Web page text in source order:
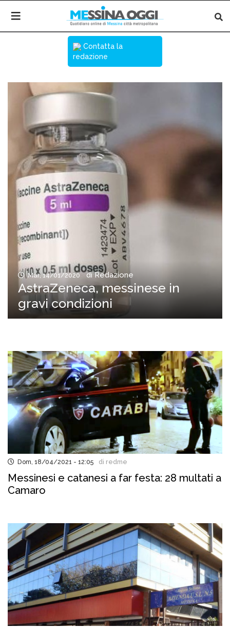
Contatta la
redazione
Mar, 14/01/2020 di Redazione
AstraZeneca, messinese in
gravi condizioni
Dom, 18/04/2021 - 12:05 di redme
Messinesi e catanesi a far festa: 28 multati a
Camaro